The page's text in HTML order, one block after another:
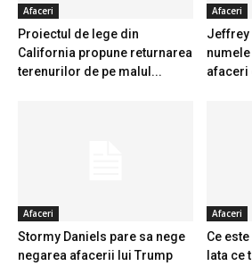
Afaceri
Proiectul de lege din
California propune returnarea
terenurilor de pe malul...
Afaceri
Jeffrey
afaceri
Afaceri
Stormy Daniels pare sa nege
negarea afacerii lui Trump
Afaceri
Ce
Iata